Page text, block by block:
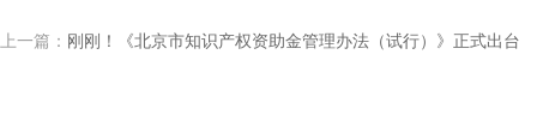
上一篇： 刚刚！《北京市知识产权资助金管理办法（试行）》正式出台